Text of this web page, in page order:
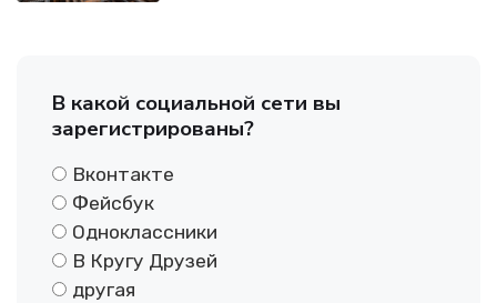
В какой социальной сети вы
зарегистрированы?
Вконтакте
Фейсбук
Одноклассники
В Кругу Друзей
другая